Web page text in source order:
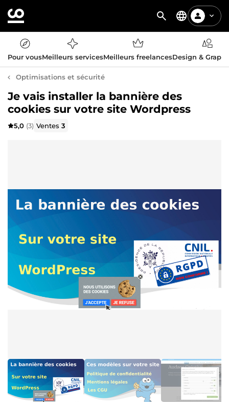
Pour vousMeilleurs servicesMeilleurs freelancesDesign &
Optimisations et sécurité
Je vais installer la bannière des
cookies sur votre site Wordpress
5,0 (3) Ventes3